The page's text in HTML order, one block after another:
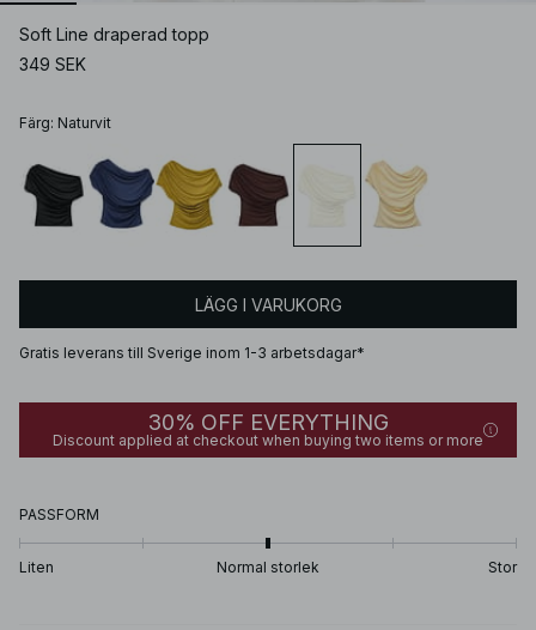
Soft Line draperad topp
349 SEK
Färg: Naturvit
LÄGG I VARUKORG
Gratis leverans till Sverige inom 1-3 arbetsdagar*
30% OFF EVERYTHING
Discount applied at checkout when buying two items or more
PASSFORM
Liten Normal storlek Stor